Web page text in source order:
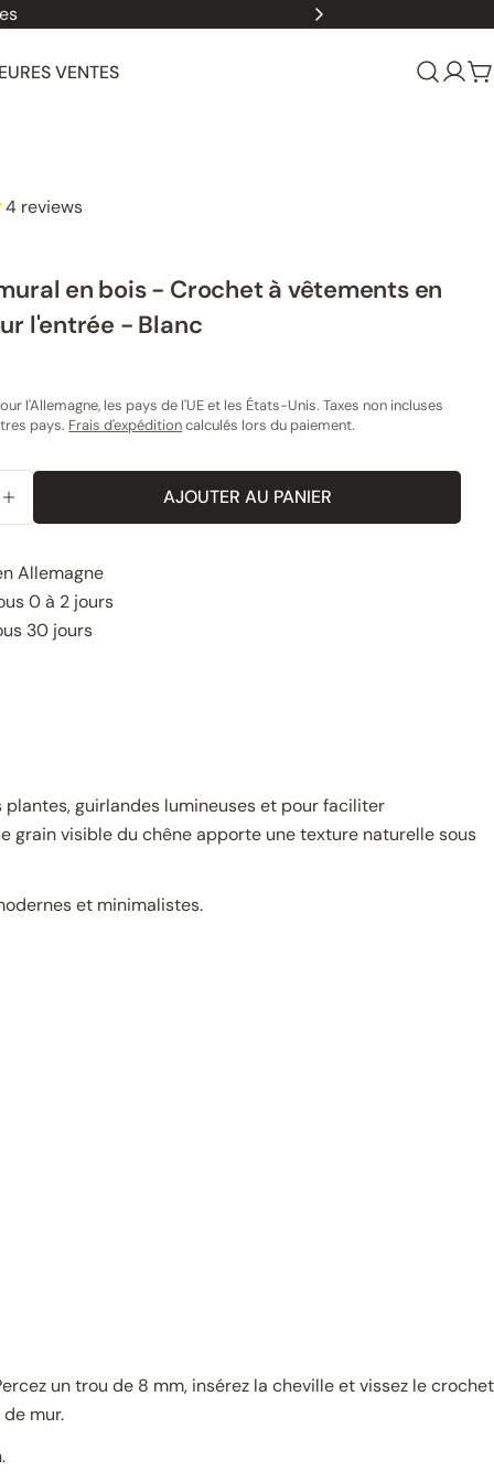
VENTES
Se
dans une fenêtre modale
4 reviews
en bois - Crochet à vêtements en
l'entrée - Blanc
l'Allemagne, les pays de l'UE et les États-Unis. Taxes non incluses
pays. Frais d'expéditioncalculés lors du paiement.
LA QUANTITÉ POUR LE CROCHET MURAL EN BOIS
AUGMENTER LA QUANTITÉ POUR LE CROCHET
AJOUTER AU PANIER
Allemagne
0 à 2 jours
30 jours
guirlandes lumineuses et pour faciliter
grain visible du chêne apporte une texture naturelle sous
et minimalistes.
un trou de 8 mm, insérez la cheville et vissez le crochet
mur.